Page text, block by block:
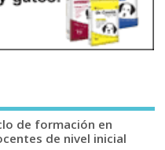
de formación en
de nivel inicial